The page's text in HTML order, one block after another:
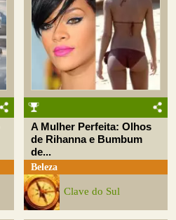
A Mulher Perfeita: Olhos
de Rihanna e Bumbum
de...
Beleza
Clave do Sul